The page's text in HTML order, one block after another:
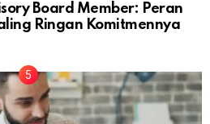
Board Member: Peran
Ringan Komitmennya